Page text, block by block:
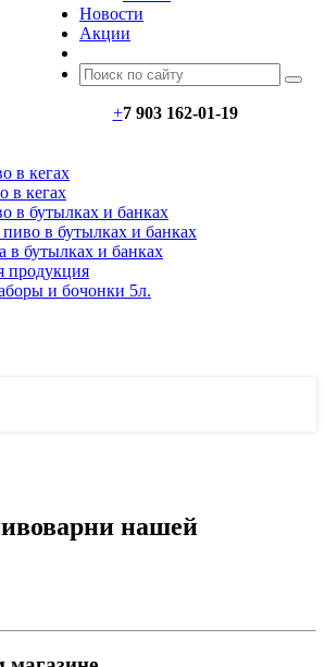
Новости
Акции
+7 903 162-01-19
в кегах
в кегах
в бутылках и банках
в бутылках и банках
в бутылках и банках
продукция
и бочонки 5л.
нашей